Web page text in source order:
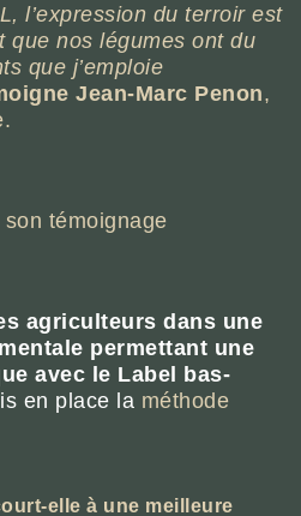
l’expression du terroir est
que nos légumes ont du
que j’emploie
Jean-Marc Penon,
témoignage
agriculteurs dans une
permettant une
avec le Label bas-
en place la méthode
elle à une meilleure